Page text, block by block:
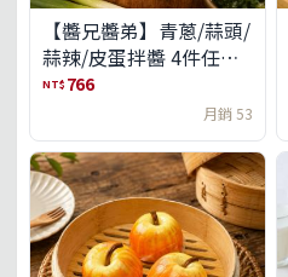
【醬兄醬弟】青蔥/蒜頭/
蒜辣/皮蛋拌醬 4件任選
(免運組)
NT$ 766
月銷 53